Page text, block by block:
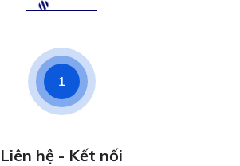
1
Liên hệ - Kết nối